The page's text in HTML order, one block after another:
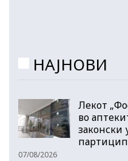
НАЈНОВИ
Лекот
во
законски
07/08/2026